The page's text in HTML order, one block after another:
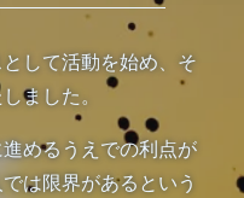
して活動を始め、そ
ました。
めるうえでの利点が
は限界があるという